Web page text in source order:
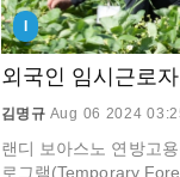
I
외국인 임시근로
김명규 Aug 06 2024
랜디 보아스노 연방고
로그램(Temporary